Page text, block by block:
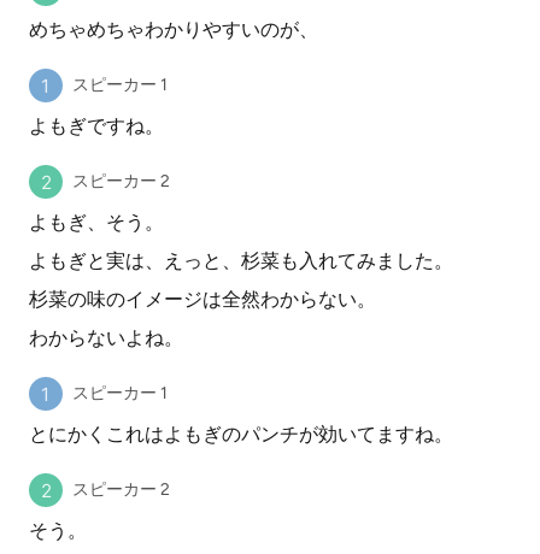
めちゃめちゃわかりやすいのが、
スピーカー 1
よもぎですね。
スピーカー 2
よもぎ、そう。
よもぎと実は、えっと、杉菜も入れてみました。
杉菜の味のイメージは全然わからない。
わからないよね。
スピーカー 1
とにかくこれはよもぎのパンチが効いてますね。
スピーカー 2
そう。